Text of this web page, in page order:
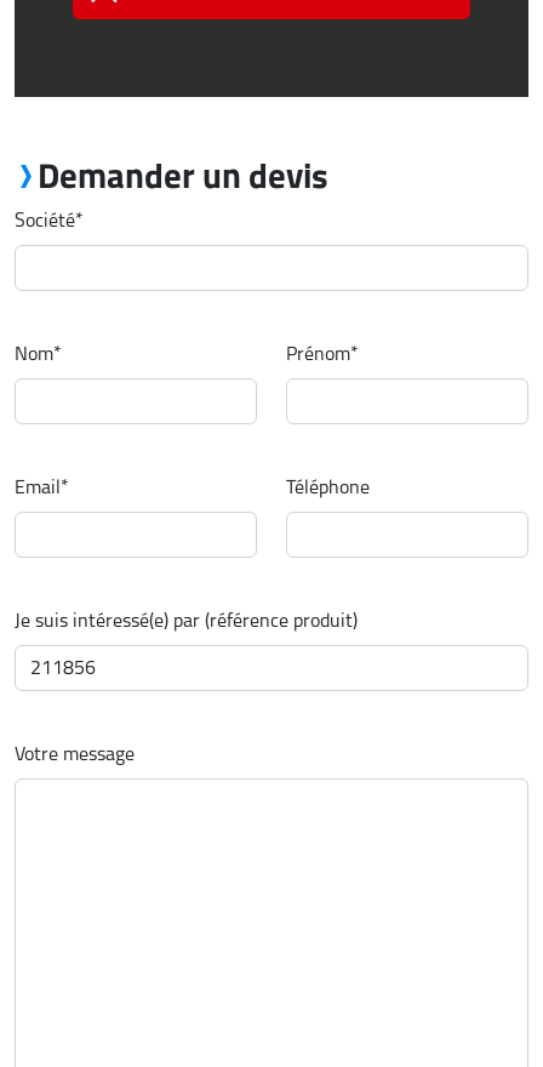
Demander un devis
Société*
Nom* Prénom*
Email* Téléphone
Je suis intéressé(e) par (référence produit)
Votre message